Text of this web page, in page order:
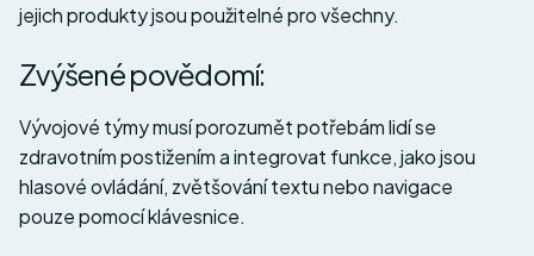
jejich produkty jsou použitelné pro všechny.
Zvýšené povědomí:
Vývojové týmy musí porozumět potřebám lidí se
zdravotním postižením a integrovat funkce, jako jsou
hlasové ovládání, zvětšování textu nebo navigace
pouze pomocí klávesnice.